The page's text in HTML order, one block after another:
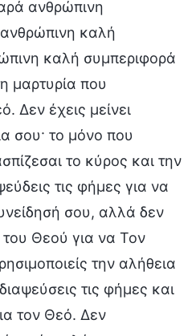
ανθρώπινη
καλή
καλή συμπεριφορά
μαρτυρία που
Δεν έχεις μείνει
σου· το μόνο που
το κύρος και την
τις φήμες για να
σου, αλλά δεν
Θεού για να Τον
την αλήθεια
τις φήμες και
τον Θεό. Δεν